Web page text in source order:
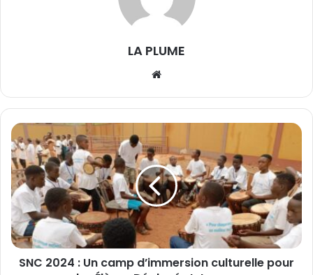
LA PLUME
te
S
N
C
2
0
2
4
:
U
SNC 2024 : Un camp d’immersion culturelle pour